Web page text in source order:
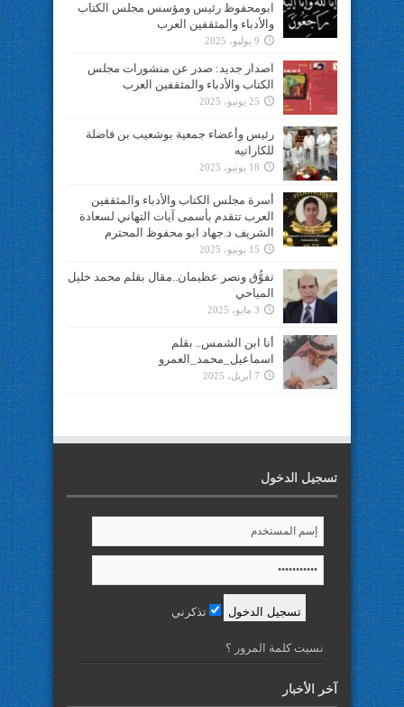
ابومحفوظ رئيس ومؤسس مجلس الكتاب
والأدباء والمثقفين العرب
9 يوليو، 2025
اصدار جديد: صدر عن منشورات مجلس
الكتاب والأدباء والمثقفين العرب
25 يونيو، 2025
رئيس وأعضاء جمعية بوشعيب بن فاضلة
للكاراتيه
18 يونيو، 2025
أسرة مجلس الكتاب والأدباء والمثقفين
العرب تتقدم بأسمى آيات التهاني لسعادة
الشريف د.جهاد ابو محفوظ المحترم
15 يونيو، 2025
تفوُّق ونصر عظيمان..مقال بقلم محمد خليل
المياحي
3 مايو، 2025
أنا ابن الشمس.. بقلم
اسماعيل_محمد_العمرو
7 أبريل، 2025
تسجيل الدخول
تذكرني
نسيت كلمة المرور ؟
آخر الأخبار